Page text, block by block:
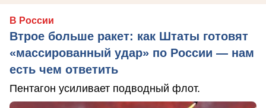
В России
Втрое больше ракет: как Штаты готовят
«массированный удар» по России — нам
есть чем ответить
Пентагон усиливает подводный флот.